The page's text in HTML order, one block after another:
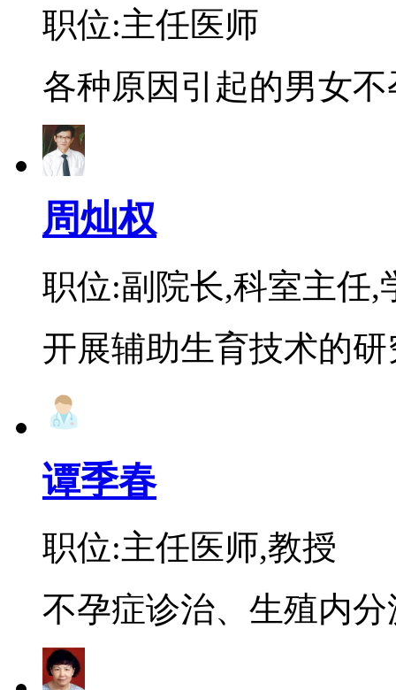
职位:主任医师
各种原因引起的男女
周灿权
职位:副院长,科室主任,
开展辅助生育技术的
谭季春
职位:主任医师,教授
不孕症诊治、生殖内